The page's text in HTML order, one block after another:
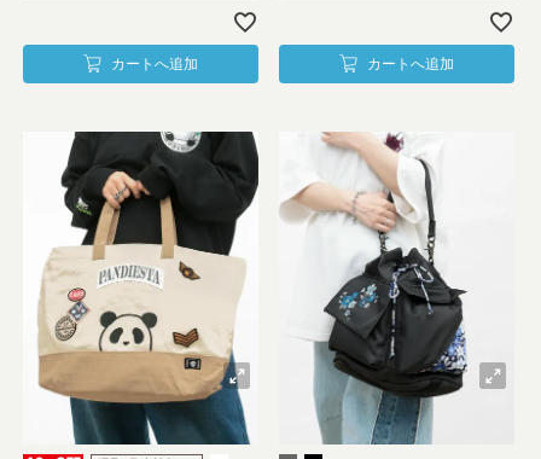
カートへ追加 カートへ追加